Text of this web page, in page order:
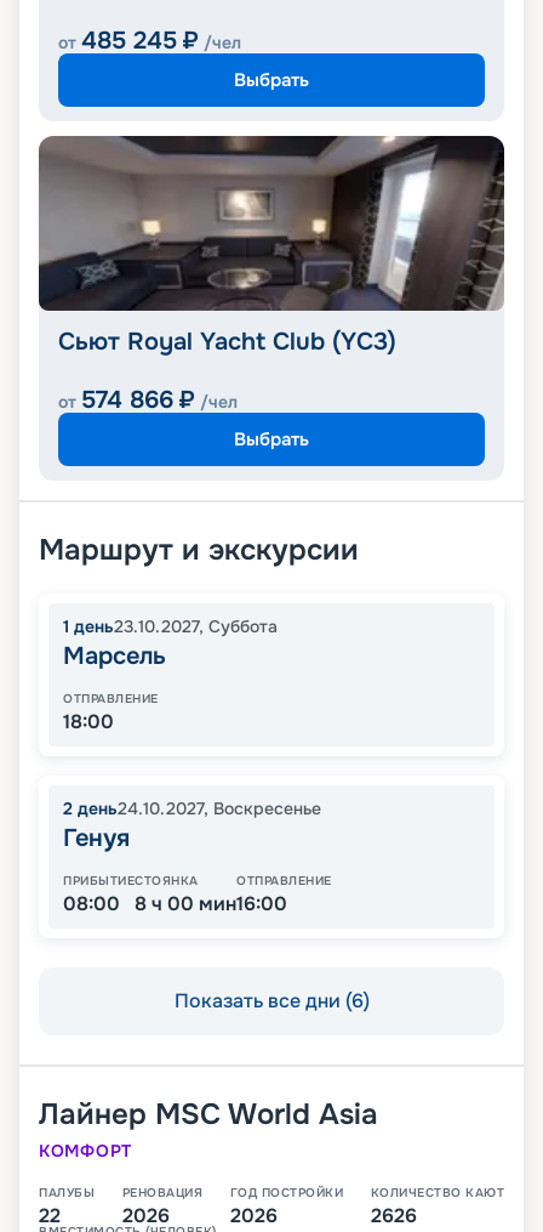
от 485 245 ₽ /чел
Выбрать
Сьют Royal Yacht Club (YC3)
от 574 866 ₽ /чел
Выбрать
Маршрут и экскурсии
1 день23.10.2027, Суббота
Марсель
ОТПРАВЛЕНИЕ
18:00
2 день24.10.2027, Воскресенье
Генуя
ПРИБЫТИЕ
08:00
СТОЯНКА
8 ч 00 мин
ОТПРАВЛЕНИЕ
16:00
Показать все дни (6)
Лайнер MSC World Asia
КОМФОРТ
ПАЛУБЫ
22
РЕНОВАЦИЯ
2026
ГОД ПОСТРОЙКИ
2026
КОЛИЧЕСТВО КАЮТ
2626